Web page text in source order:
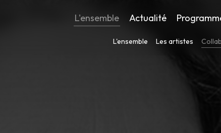
L'ensemble Actualité
L'ensemble Les artistes